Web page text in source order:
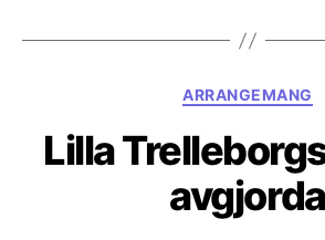
ARRANGEMANG
Lilla
avgjorda